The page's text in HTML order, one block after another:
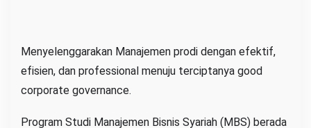
Menyelenggarakan Manajemen prodi dengan efektif,
efisien, dan professional menuju terciptanya good
corporate governance.
Program Studi Manajemen Bisnis Syariah (MBS) berada